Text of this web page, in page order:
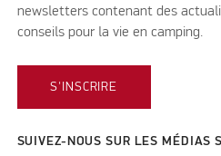
newsletters contenant des
conseils pour la vie en camping.
S'INSCRIRE
SUIVEZ-NOUS SUR LES MÉDIAS